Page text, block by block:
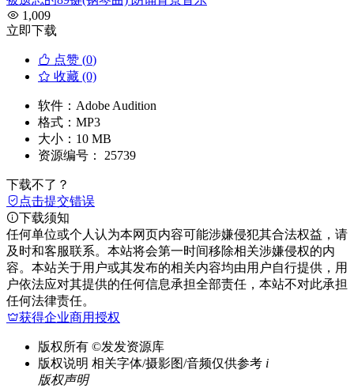
1,009
立即下载
点赞 (0)
收藏 (0)
软件： Adobe Audition
格式： MP3
大小： 10 MB
资源编号： 25739
下载不了？
点击提交错误
下载须知
任何单位或个人认为本网页内容可能涉嫌侵犯其合法权益，请
及时和客服联系。本站将会第一时间移除相关涉嫌侵权的内
容。本站关于用户或其发布的相关内容均由用户自行提供，用
户依法应对其提供的任何信息承担全部责任，本站不对此承担
任何法律责任。
获得企业商用授权
版权所有 ©发发资源库
版权说明 相关字体/摄影图/音频仅供参考 i
版权声明